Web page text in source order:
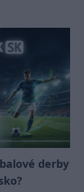
derby